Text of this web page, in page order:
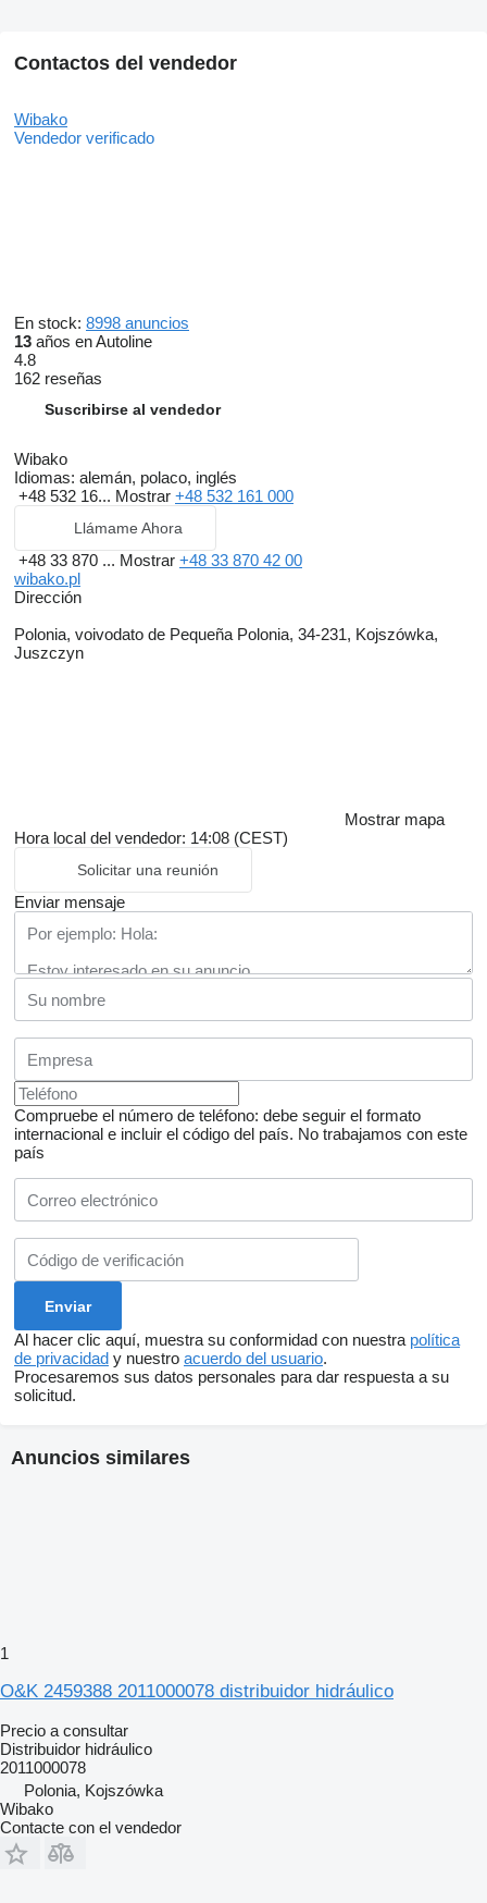
Contactos del vendedor
Wibako
Vendedor verificado
En stock: 8998 anuncios
13 años en Autoline
4.8
162 reseñas
Suscribirse al vendedor
Wibako
Idiomas: alemán, polaco, inglés
+48 532 16... Mostrar +48 532 161 000
Llámame Ahora
+48 33 870 ... Mostrar +48 33 870 42 00
wibako.pl
Dirección
Polonia, voivodato de Pequeña Polonia, 34-231, Kojszówka,
Juszczyn
Mostrar mapa
Hora local del vendedor: 14:08 (CEST)
Solicitar una reunión
Enviar mensaje
Compruebe el número de teléfono: debe seguir el formato
internacional e incluir el código del país. No trabajamos con este
país
Al hacer clic aquí, muestra su conformidad con nuestra política
de privacidad y nuestro acuerdo del usuario.
Procesaremos sus datos personales para dar respuesta a su
solicitud.
Anuncios similares
1
O&K 2459388 2011000078 distribuidor hidráulico
Precio a consultar
Distribuidor hidráulico
2011000078
Polonia, Kojszówka
Wibako
Contacte con el vendedor